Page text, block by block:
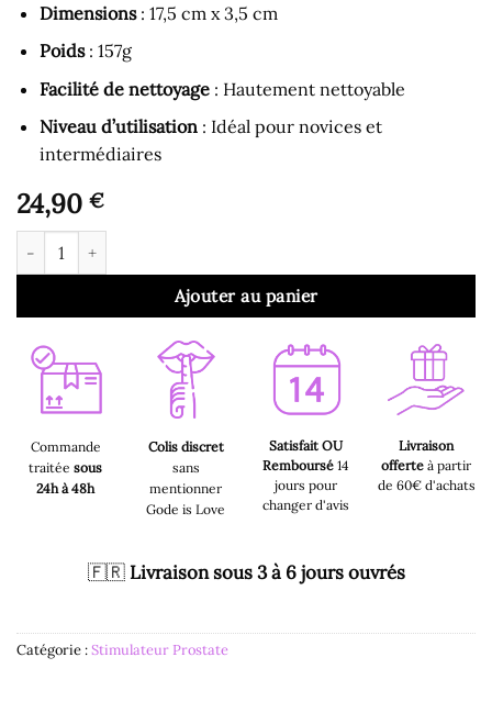
Dimensions: 17,5 cm x 3,5 cm
Poids: 157g
Facilité de nettoyage: Hautement nettoyable
Niveau d’utilisation: Idéal pour novices et
intermédiaires
24,90 €
quantité de Stimulateur de Prostate - Gode Silicone Rose
Ajouter au panier
Commande
traitée sous
24h à 48h
Colis discret
sans
mentionner
Gode is Love
Satisfait OU
Remboursé14
jours pour
changer d'avis
Livraison
offerte à partir
de 60€ d'achats
🇫🇷 Livraison sous 3 à 6 jours ouvrés
Catégorie :Stimulateur Prostate